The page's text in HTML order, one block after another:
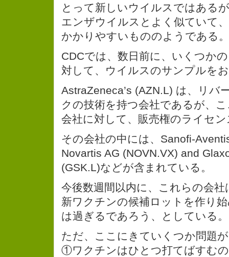
とって新しいウイルスではある
エンザウイルスとよく似ていて
かかりやすいもののようである。
CDCでは、数日前に、いくつか
対して、ウイルスのサンプルを
AstraZeneca’s (AZN.L) は、リバ
クの技術を持つ会社であるが、
会社に対して、販売権のライセ
その会社の中には、Sanofi-
Novartis AG (NOVN.VX) and
(GSK.L)などが含まれている。
今後数週間以内に、これらの会
新ワクチンの候補ロットを作り
は過ぎるであろう、としている。
ただ、ここにきていくつか問題
①ワクチンはひとつ打てばすむ